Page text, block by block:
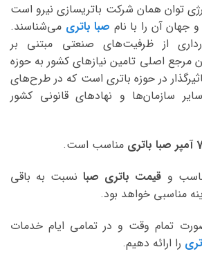
توان همان شرکت باتریسازی نیرو است
جهان آن را با نام صبا باتری می‌شناسند.
از ظرفیت‌های صنعتی مبتنی بر
مرجع اصلی تامین نیازهای کشور به حوزه
در حوزه باتری است که در طرح‌های
سازمان‌ها و نهادهای قانونی کشور
باتری مناسب است.
و قیمت باتری صبانسبت به باقی
مناسبی خواهد بود.
تمام وقت و در تمامی ایام خدمات
را ارائه دهیم.